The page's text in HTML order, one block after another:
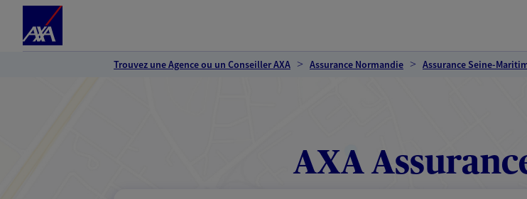
Trouvez une Agence ou un Conseiller AXA Assurance Normandie Assurance Seine-
AXA